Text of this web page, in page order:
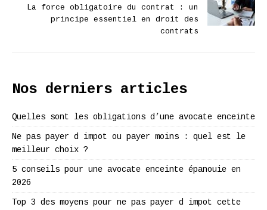
La force obligatoire du contrat : un
principe essentiel en droit des
contrats
Nos derniers articles
Quelles sont les obligations d’une avocate enceinte
Ne pas payer d impot ou payer moins : quel est le
meilleur choix ?
5 conseils pour une avocate enceinte épanouie en
2026
Top 3 des moyens pour ne pas payer d impot cette